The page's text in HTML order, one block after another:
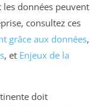
données peuvent
consultez ces
grâce aux données,
, et Enjeux de la
doit